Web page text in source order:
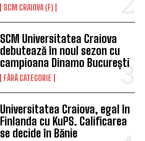
SCM CRAIOVA (F)
SCM Universitatea Craiova
debutează în noul sezon cu
campioana Dinamo București
FĂRĂ CATEGORIE
Universitatea Craiova, egal în
Finlanda cu KuPS. Calificarea
se decide în Bănie